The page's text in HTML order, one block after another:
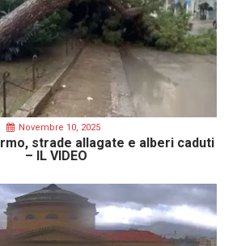
Novembre 10, 2025
strade allagate e alberi caduti
– IL VIDEO